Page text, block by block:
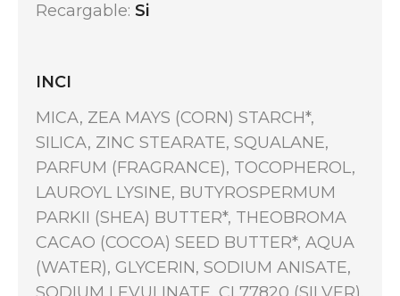
Recargable: Si
INCI
MICA, ZEA MAYS (CORN) STARCH*,
SILICA, ZINC STEARATE, SQUALANE,
PARFUM (FRAGRANCE), TOCOPHEROL,
LAUROYL LYSINE, BUTYROSPERMUM
PARKII (SHEA) BUTTER*, THEOBROMA
CACAO (COCOA) SEED BUTTER*, AQUA
(WATER), GLYCERIN, SODIUM ANISATE,